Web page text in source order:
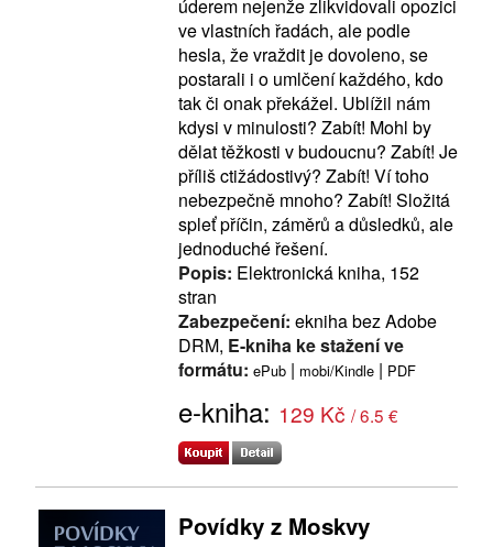
úderem nejenže zlikvidovali opozici
ve vlastních řadách, ale podle
hesla, že vraždit je dovoleno, se
postarali i o umlčení každého, kdo
tak či onak překážel. Ublížil nám
kdysi v minulosti? Zabít! Mohl by
dělat těžkosti v budoucnu? Zabít! Je
příliš ctižádostivý? Zabít! Ví toho
nebezpečně mnoho? Zabít! Složitá
spleť příčin, záměrů a důsledků, ale
jednoduché řešení.
Popis: Elektronická kniha, 152
stran
Zabezpečení: ekniha bez Adobe
DRM, E-kniha ke stažení ve
formátu: ePub | mobi/Kindle | PDF
e-kniha: 129 Kč / 6.5 €
Povídky z Moskvy